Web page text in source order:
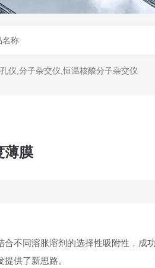
仪,分子杂交仪,恒温核酸分子杂交仪
薄膜
不同溶胀溶剂的选择性吸附性，成
供了新思路。